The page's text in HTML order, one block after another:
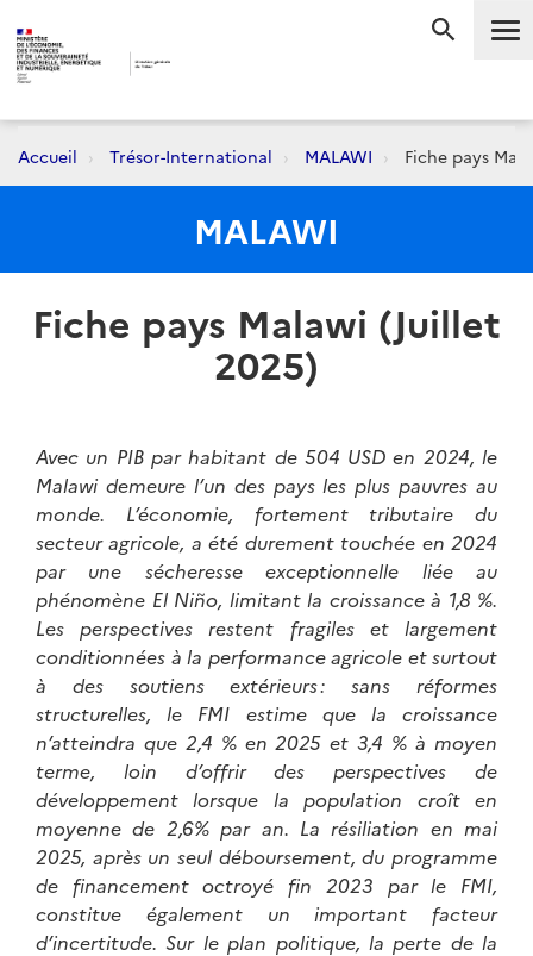
Accueil Trésor-International MALAWI Fiche pays
MALAWI
Fiche pays Malawi (Juillet
2025)
Avec un PIB par habitant de 504 USD en 2024, le
Malawi demeure l’un des pays les plus pauvres au
monde. L’économie, fortement tributaire du
secteur agricole, a été durement touchée en 2024
par une sécheresse exceptionnelle liée au
phénomène El Niño, limitant la croissance à 1,8 %.
Les perspectives restent fragiles et largement
conditionnées à la performance agricole et surtout
à des soutiens extérieurs : sans réformes
structurelles, le FMI estime que la croissance
n’atteindra que 2,4 % en 2025 et 3,4 % à moyen
terme, loin d’offrir des perspectives de
développement lorsque la population croît en
moyenne de 2,6% par an. La résiliation en mai
2025, après un seul déboursement, du programme
de financement octroyé fin 2023 par le FMI,
constitue également un important facteur
d’incertitude. Sur le plan politique, la perte de la